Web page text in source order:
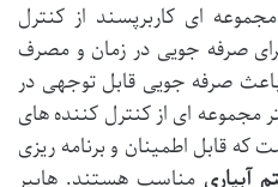
ای کاربرپسند از کنترل
صرفه جویی در زمان و مصرف
صرفه جویی قابل توجهی در
ای از کنترل کننده های
که قابل اطمینان و برنامه ریزی
آبیاری مناسب هستند. هایپر